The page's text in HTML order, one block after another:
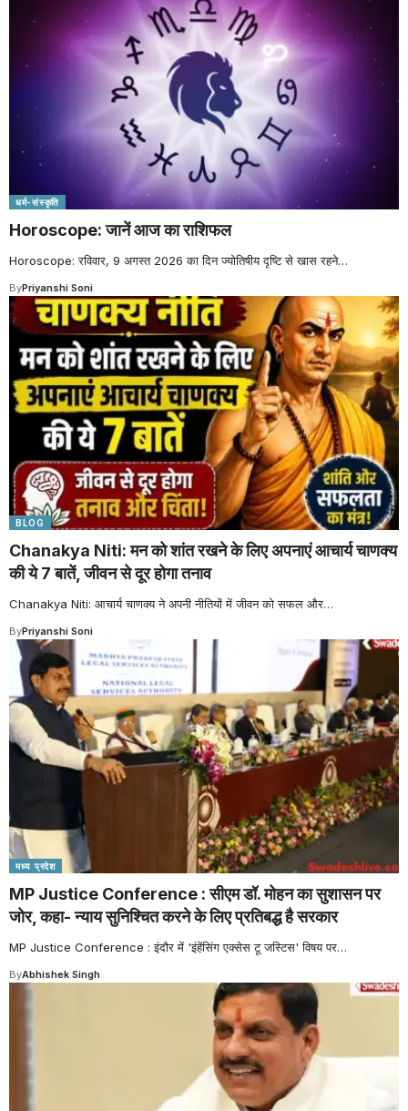
धर्म-संस्कृति
Horoscope: जानें आज का राशिफल
Horoscope: रविवार, 9 अगस्त 2026 का दिन ज्योतिषीय दृष्टि से खास रहने…
ByPriyanshi Soni
BLOG
Chanakya Niti: मन को शांत रखने के लिए अपनाएं आचार्य चाणक्य
की ये 7 बातें, जीवन से दूर होगा तनाव
Chanakya Niti: आचार्य चाणक्य ने अपनी नीतियों में जीवन को सफल और…
ByPriyanshi Soni
मध्य प्रदेश
MP Justice Conference : सीएम डॉ. मोहन का सुशासन पर
जोर, कहा- न्याय सुनिश्चित करने के लिए प्रतिबद्ध है सरकार
MP Justice Conference : इंदौर में 'इंहेंसिंग एक्सेस टू जस्टिस' विषय पर…
ByAbhishek Singh